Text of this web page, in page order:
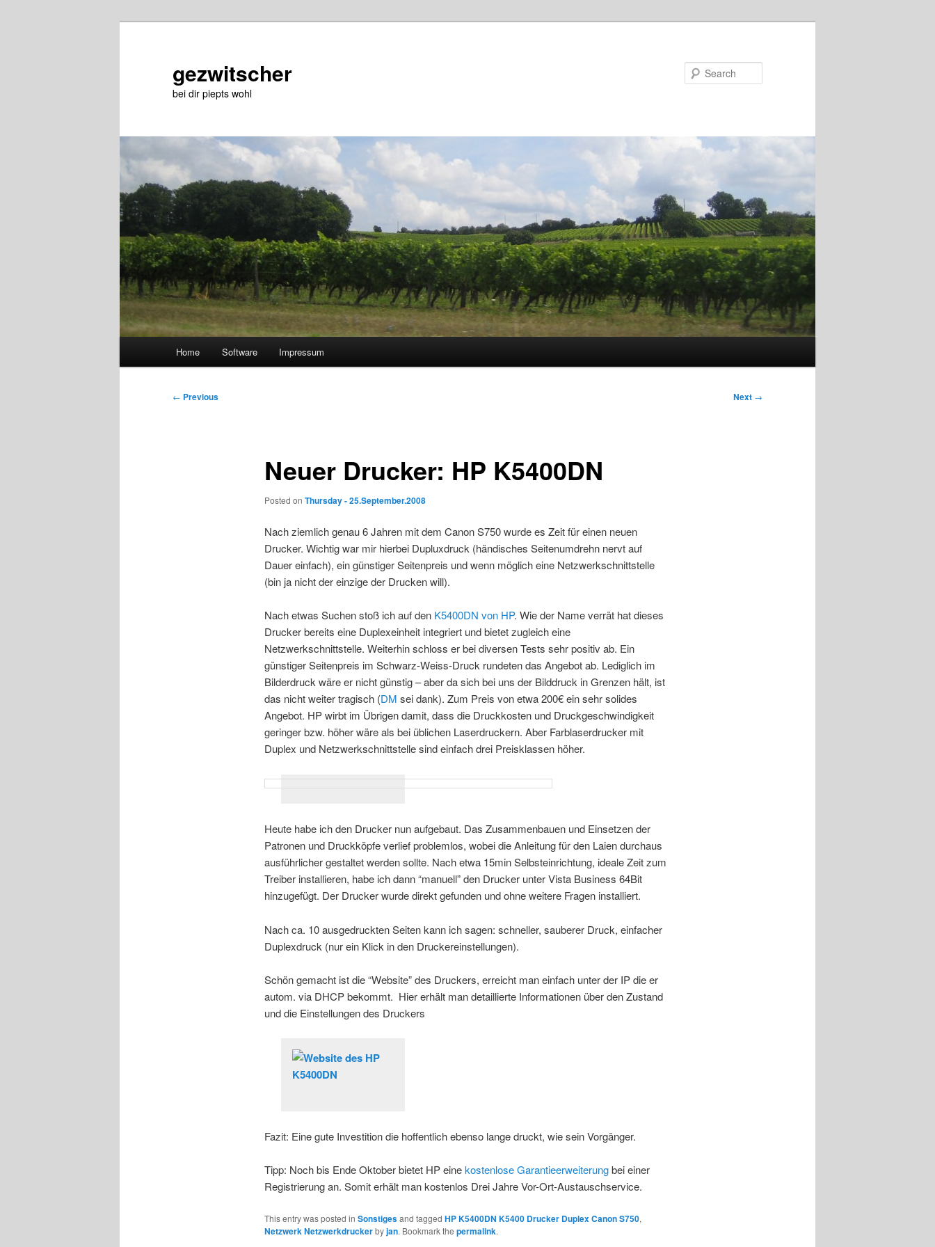
gezwitscher
bei dir piepts wohl
Home Software Impressum
Post
← Previous Next →
Neuer Drucker: HP K5400DN
Posted on Thursday - 25.September.2008
Nach ziemlich genau 6 Jahren mit dem Canon S750 wurde es Zeit für einen neuen
Drucker. Wichtig war mir hierbei Dupluxdruck (händisches Seitenumdrehn nervt auf
Dauer einfach), ein günstiger Seitenpreis und wenn möglich eine Netzwerkschnittstelle
(bin ja nicht der einzige der Drucken will).
Nach etwas Suchen stoß ich auf den K5400DN von HP. Wie der Name verrät hat dieses
Drucker bereits eine Duplexeinheit integriert und bietet zugleich eine
Netzwerkschnittstelle. Weiterhin schloss er bei diversen Tests sehr positiv ab. Ein
günstiger Seitenpreis im Schwarz-Weiss-Druck rundeten das Angebot ab. Lediglich im
Bilderdruck wäre er nicht günstig – aber da sich bei uns der Bilddruck in Grenzen hält, ist
das nicht weiter tragisch (DM sei dank). Zum Preis von etwa 200€ ein sehr solides
Angebot. HP wirbt im Übrigen damit, dass die Druckkosten und Druckgeschwindigkeit
geringer bzw. höher wäre als bei üblichen Laserdruckern. Aber Farblaserdrucker mit
Duplex und Netzwerkschnittstelle sind einfach drei Preisklassen höher.
Heute habe ich den Drucker nun aufgebaut. Das Zusammenbauen und Einsetzen der
Patronen und Druckköpfe verlief problemlos, wobei die Anleitung für den Laien durchaus
ausführlicher gestaltet werden sollte. Nach etwa 15min Selbsteinrichtung, ideale Zeit zum
Treiber installieren, habe ich dann “manuell” den Drucker unter Vista Business 64Bit
hinzugefügt. Der Drucker wurde direkt gefunden und ohne weitere Fragen installiert.
Nach ca. 10 ausgedruckten Seiten kann ich sagen: schneller, sauberer Druck, einfacher
Duplexdruck (nur ein Klick in den Druckereinstellungen).
Schön gemacht ist die “Website” des Druckers, erreicht man einfach unter der IP die er
autom. via DHCP bekommt. Hier erhält man detaillierte Informationen über den Zustand
und die Einstellungen des Druckers
Fazit: Eine gute Investition die hoffentlich ebenso lange druckt, wie sein Vorgänger.
Tipp: Noch bis Ende Oktober bietet HP einekostenlose Garantieerweiterungbei einer
Registrierung an. Somit erhält man kostenlos Drei Jahre Vor-Ort-Austauschservice.
This entry was posted in Sonstigesand tagged HP K5400DN K5400 Drucker Duplex Canon S750,
Netzwerk Netzwerkdruckerbyjan. Bookmark the permalink.